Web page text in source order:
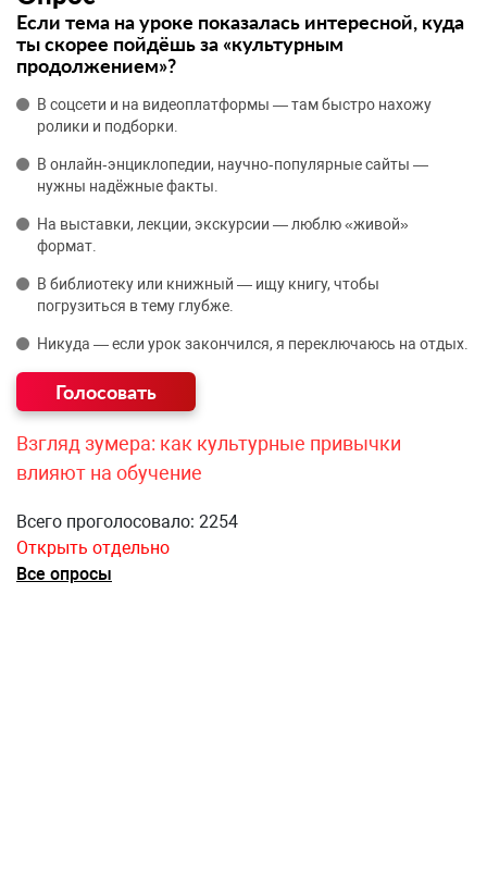
Если тема на уроке показалась интересной, куда
ты скорее пойдёшь за «культурным
продолжением»?
В соцсети и на видеоплатформы — там быстро нахожу
ролики и подборки.
В онлайн‑энциклопедии, научно‑популярные сайты —
нужны надёжные факты.
На выставки, лекции, экскурсии — люблю «живой»
формат.
В библиотеку или книжный — ищу книгу, чтобы
погрузиться в тему глубже.
Никуда — если урок закончился, я переключаюсь на отдых.
Взгляд зумера: как культурные привычки
влияют на обучение
Всего проголосовало: 2254
Открыть отдельно
Все опросы